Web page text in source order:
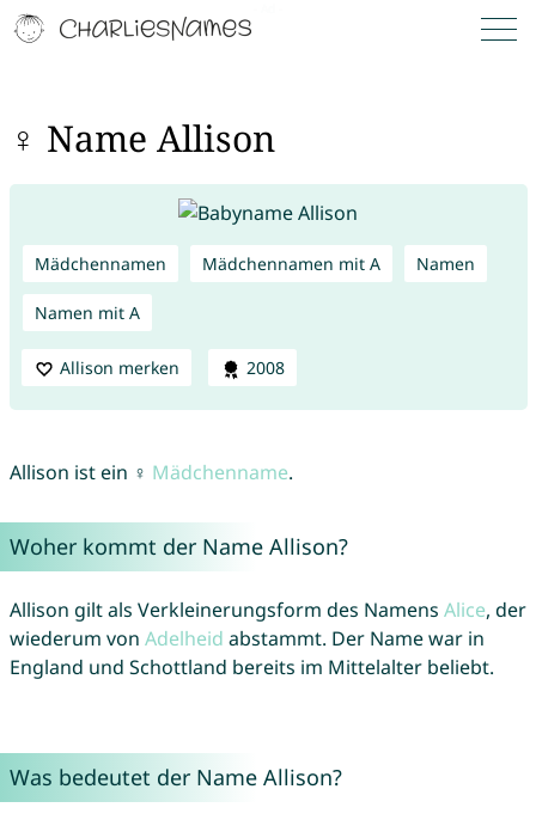
♀ Name Allison
Mädchennamen Mädchennamen mit A Namen
Namen mit A
Allison merken 2008
Allison ist ein ♀ Mädchenname.
Woher kommt der Name Allison?
Allison gilt als Verkleinerungsform des Namens Alice, der
wiederum von Adelheid abstammt. Der Name war in
England und Schottland bereits im Mittelalter beliebt.
Was bedeutet der Name Allison?